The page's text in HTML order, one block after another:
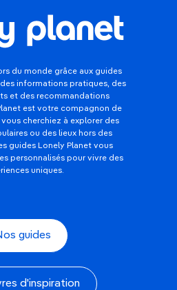
du monde grâce aux guides
informations pratiques, des
et des recommandations
est votre compagnon de
cherchiez à explorer des
ou des lieux hors des
guides Lonely Planet vous
personnalisés pour vivre des
uniques.
guides
d'inspiration